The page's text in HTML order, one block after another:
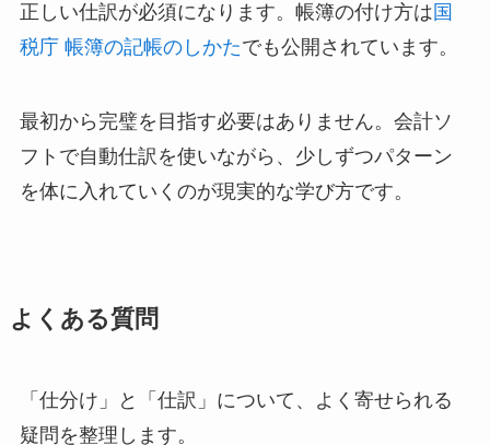
正しい仕訳が必須になります。帳簿の付け方は 国
税庁 帳簿の記帳のしかたでも公開されています。
最初から完璧を目指す必要はありません。会計ソ
フトで自動仕訳を使いながら、少しずつパターン
を体に入れていくのが現実的な学び方です。
よくある質問
「仕分け」と「仕訳」について、よく寄せられる
疑問を整理します。